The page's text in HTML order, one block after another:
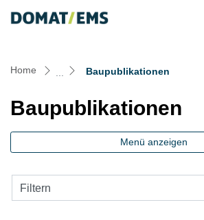
Mustergemeinde
Home Baupublikationen
Baupublikationen
Menü anzeigen
Filtern